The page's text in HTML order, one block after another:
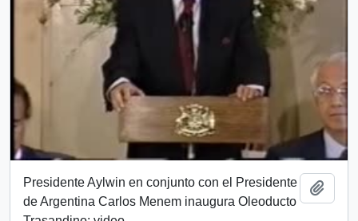
Presidente Aylwin en conjunto con el Presidente
de Argentina Carlos Menem inaugura Oleoducto